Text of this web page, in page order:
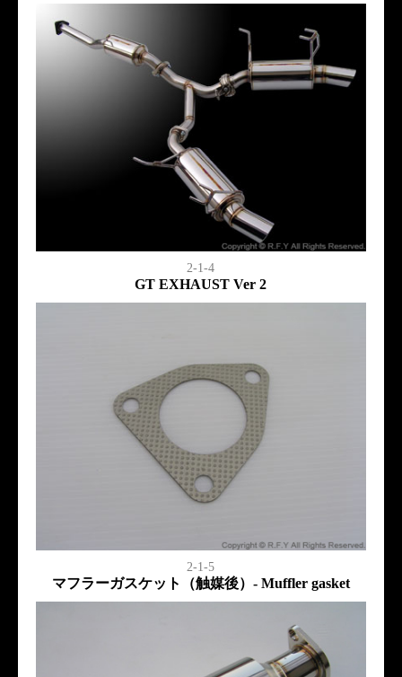
2-1-4
GT EXHAUST Ver 2
2-1-5
マフラーガスケット（触媒後）- Muffler gasket